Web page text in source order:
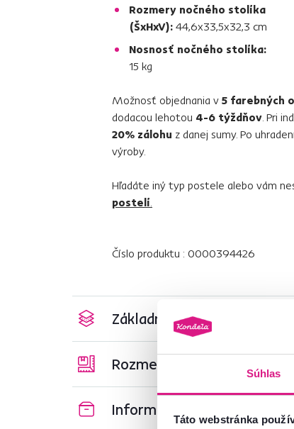
Súhlas
Táto webstránka
Rozmery nočného stolíka
(ŠxHxV): 44,6x33,5x32,3 cm
Nosnosť nočného stolíka:
15 kg
Možnosť objednania v 5 farebných
dodacou lehotou 4-6 týždňov . Pri
20% zálohu z danej sumy. Po
výroby.
Hľadáte iný typ postele alebo vám
postelí
Číslo produktu : 0000394426
Základné parametre
Rozmery a špecifikácie
Informácie o balení